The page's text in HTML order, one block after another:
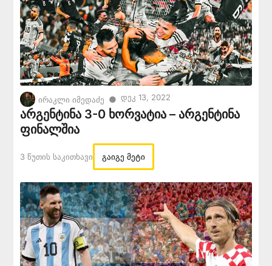
ირაკლი იმედაძე ● Დეკ 13, 2022
არგენტინა 3-0 ხორვატია – არგენტინა
ფინალშია
3 Წუთის Საკითხავი გაიგე მეტი